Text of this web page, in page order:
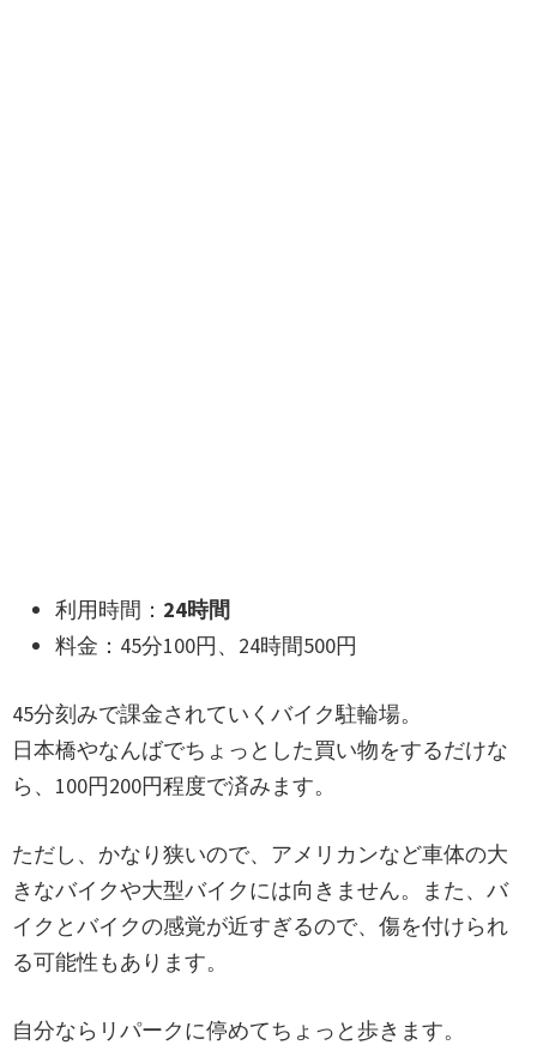
利用時間： 24時間
料金：45分100円、24時間500円
45分刻みで課金されていくバイク駐輪場。
日本橋やなんばでちょっとした買い物をするだけな
ら、100円200円程度で済みます。
ただし、かなり狭いので、アメリカンなど車体の大
きなバイクや大型バイクには向きません。また、バ
イクとバイクの感覚が近すぎるので、傷を付けられ
る可能性もあります。
自分ならリパークに停めてちょっと歩きます。